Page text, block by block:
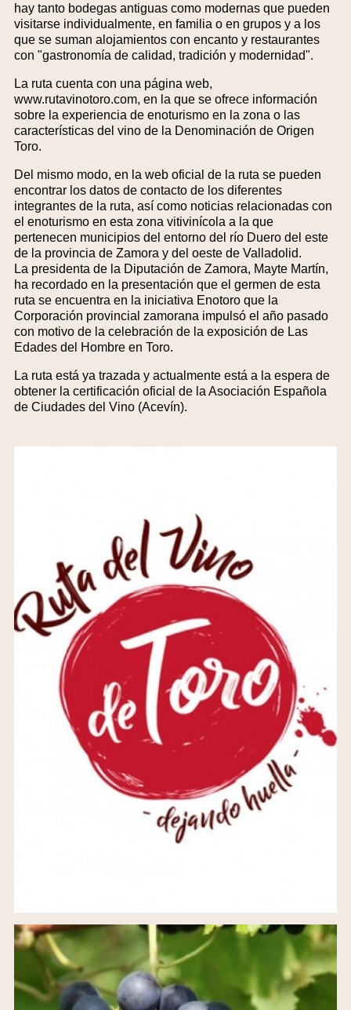
hay tanto bodegas antiguas como modernas que pueden
visitarse individualmente, en familia o en grupos y a los
que se suman alojamientos con encanto y restaurantes
con "gastronomía de calidad, tradición y modernidad".
La ruta cuenta con una página web,
www.rutavinotoro.com, en la que se ofrece información
sobre la experiencia de enoturismo en la zona o las
características del vino de la Denominación de Origen
Toro.
Del mismo modo, en la web oficial de la ruta se pueden
encontrar los datos de contacto de los diferentes
integrantes de la ruta, así como noticias relacionadas con
el enoturismo en esta zona vitivinícola a la que
pertenecen municipios del entorno del río Duero del este
de la provincia de Zamora y del oeste de Valladolid.
La presidenta de la Diputación de Zamora, Mayte Martín,
ha recordado en la presentación que el germen de esta
ruta se encuentra en la iniciativa Enotoro que la
Corporación provincial zamorana impulsó el año pasado
con motivo de la celebración de la exposición de Las
Edades del Hombre en Toro.
La ruta está ya trazada y actualmente está a la espera de
obtener la certificación oficial de la Asociación Española
de Ciudades del Vino (Acevín).